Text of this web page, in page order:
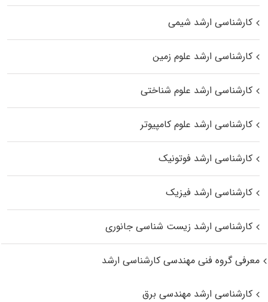
کارشناسی ارشد شیمی
کارشناسی ارشد علوم زمین
کارشناسی ارشد علوم شناختی
کارشناسی ارشد علوم کامپیوتر
کارشناسی ارشد فوتونیک
کارشناسی ارشد فیزیک
کارشناسی ارشد زیست‌ شناسی جانوری
معرفی گروه فنی مهندسی کارشناسی ارشد
کارشناسی ارشد مهندسی برق